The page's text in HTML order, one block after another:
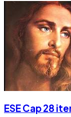
ESE Cap 28